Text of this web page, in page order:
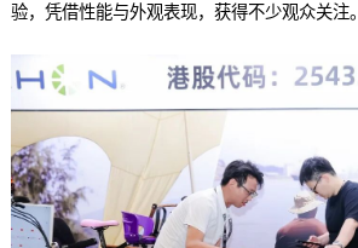
验，凭借性能与外观表现，获得不少观众关注。